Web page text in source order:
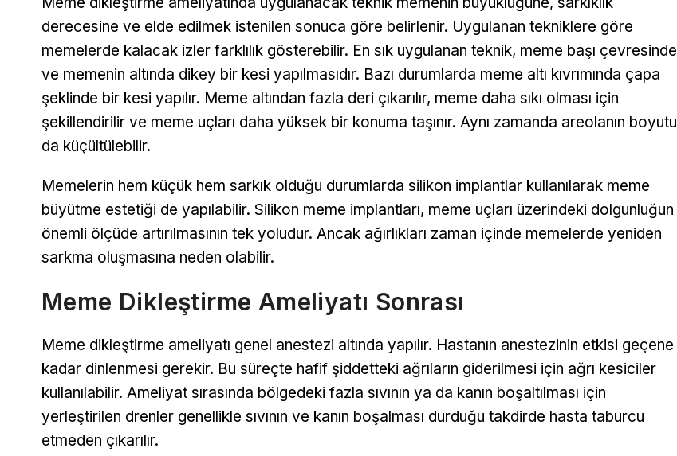
derecesine ve elde edilmek istenilen sonuca göre belirlenir. Uygulanan tekniklere göre
memelerde kalacak izler farklılık gösterebilir. En sık uygulanan teknik, meme başı çevresinde
ve memenin altında dikey bir kesi yapılmasıdır. Bazı durumlarda meme altı kıvrımında çapa
şeklinde bir kesi yapılır. Meme altından fazla deri çıkarılır, meme daha sıkı olması için
şekillendirilir ve meme uçları daha yüksek bir konuma taşınır. Aynı zamanda areolanın boyutu
da küçültülebilir.
Memelerin hem küçük hem sarkık olduğu durumlarda silikon implantlar kullanılarak meme
büyütme estetiği de yapılabilir. Silikon meme implantları, meme uçları üzerindeki dolgunluğun
önemli ölçüde artırılmasının tek yoludur. Ancak ağırlıkları zaman içinde memelerde yeniden
sarkma oluşmasına neden olabilir.
Meme Dikleştirme Ameliyatı Sonrası
Meme dikleştirme ameliyatı genel anestezi altında yapılır. Hastanın anestezinin etkisi geçene
kadar dinlenmesi gerekir. Bu süreçte hafif şiddetteki ağrıların giderilmesi için ağrı kesiciler
kullanılabilir. Ameliyat sırasında bölgedeki fazla sıvının ya da kanın boşaltılması için
yerleştirilen drenler genellikle sıvının ve kanın boşalması durduğu takdirde hasta taburcu
etmeden çıkarılır.